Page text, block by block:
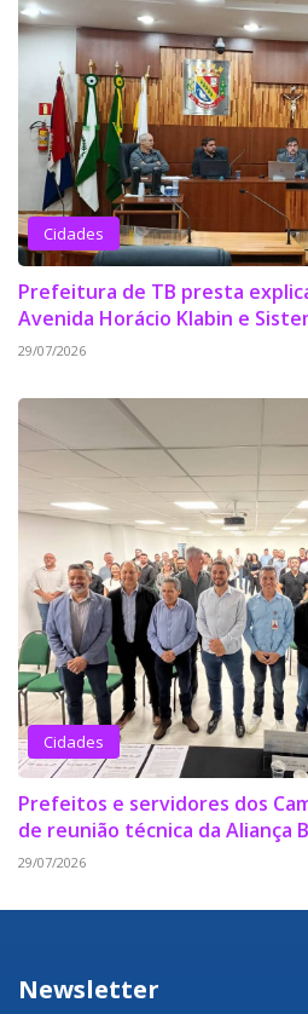
Cidades
Prefeitura de TB presta
Avenida Horácio Klabin e
29/07/2026
Cidades
Prefeitos e servidores dos
de reunião técnica da Aliança
29/07/2026
Newsletter